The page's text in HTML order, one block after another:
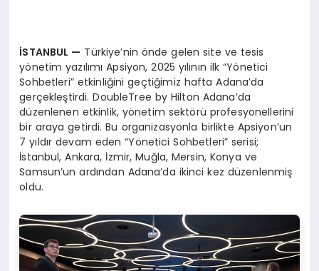
İSTANBUL — Türkiye’nin önde gelen site ve tesis
yönetim yazılımı Apsiyon, 2025 yılının ilk “Yönetici
Sohbetleri” etkinliğini geçtiğimiz hafta Adana’da
gerçekleştirdi. DoubleTree by Hilton Adana’da
düzenlenen etkinlik, yönetim sektörü profesyonellerini
bir araya getirdi. Bu organizasyonla birlikte Apsiyon’un
7 yıldır devam eden “Yönetici Sohbetleri” serisi;
İstanbul, Ankara, İzmir, Muğla, Mersin, Konya ve
Samsun’un ardından Adana’da ikinci kez düzenlenmiş
oldu.